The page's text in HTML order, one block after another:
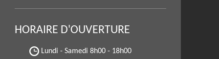
HORAIRE D'OUVERTURE
Lundi - Samedi 8h00 - 18h00